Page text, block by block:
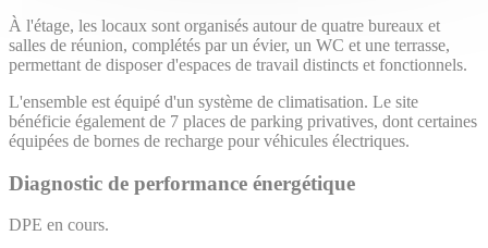
À l'étage, les locaux sont organisés autour de quatre bureaux et
salles de réunion, complétés par un évier, un WC et une terrasse,
permettant de disposer d'espaces de travail distincts et fonctionnels.
L'ensemble est équipé d'un système de climatisation. Le site
bénéficie également de 7 places de parking privatives, dont certaines
équipées de bornes de recharge pour véhicules électriques.
Diagnostic de performance énergétique
DPE en cours.